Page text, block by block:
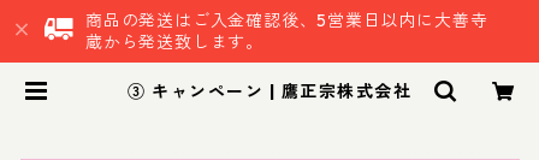
商品の発送はご入金確認後、5営業日以内に大善寺
蔵から発送致します。
③ キャンペーン | 鷹正宗株式会社